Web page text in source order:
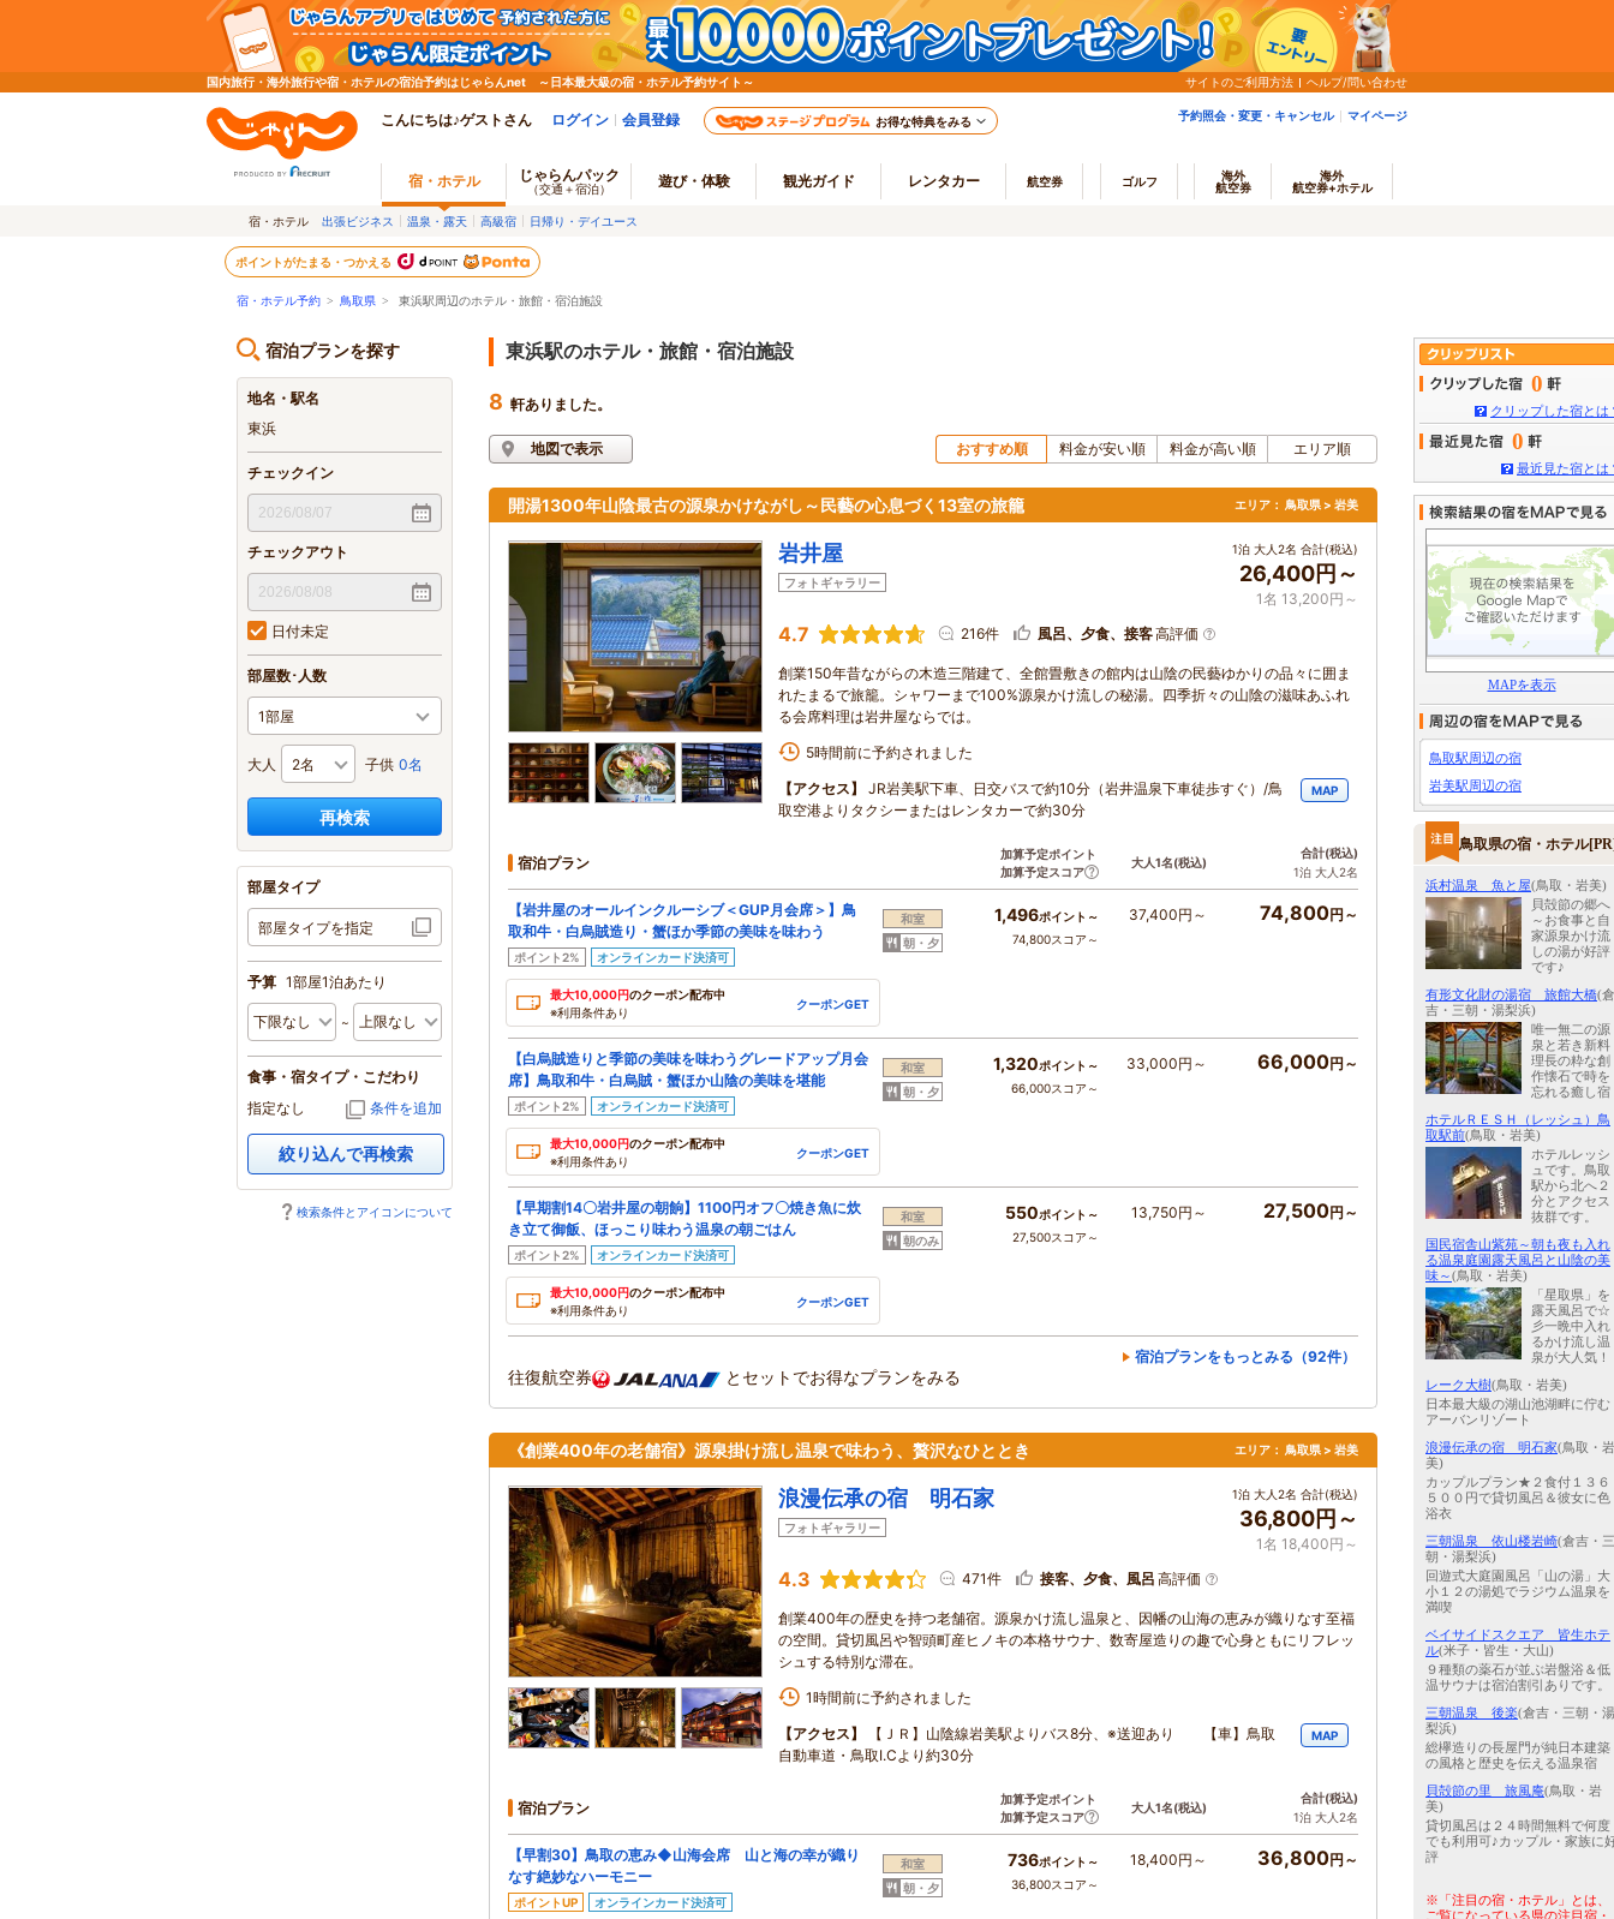
国内旅行・海外旅行や宿・ホテルの宿泊予約はじゃらんnet ～日本最大級の宿・ホテル予約サイト～ サイトのご利用方法 ヘルプ/問い合わせ
こんにちは♪ゲストさん ログイン 会員登録 お得な特典をみる 予約照会・変更・キャンセル マイページ
宿・ホテル じゃらんパック
（交通＋宿泊） 遊び・体験 観光ガイド レンタカー 航空券 ゴルフ
海外
航空券
海外
航空券+ホテル
宿・ホテル 出張ビジネス 温泉・露天 高級宿 日帰り・デイユース
ポイントがたまる・つかえる
宿・ホテル予約 > 鳥取県 > 東浜駅周辺のホテル・旅館・宿泊施設
宿泊プランを探す
地名・駅名
東浜
チェックイン
チェックアウト
日付未定
部屋数･人数
大人 子供 0名
再検索
部屋タイプ
部屋タイプを指定
予算 1部屋1泊あたり
食事・宿タイプ・こだわり
指定なし
条件を追加
絞り込んで再検索
検索条件とアイコンについて
東浜駅のホテル・旅館・宿泊施設
8 軒ありました。
地図で表示 おすすめ順 料金が安い順 料金が高い順 エリア順
開湯1300年山陰最古の源泉かけながし～民藝の心息づく13室の旅籠 エリア： 鳥取県 > 岩美
岩井屋
フォトギャラリー
1泊 大人2名 合計(税込)
26,400円～
1名 13,200円～
4.7 216件 風呂、夕食、接客高評価
創業150年昔ながらの木造三階建て、全館畳敷きの館内は山陰の民藝ゆかりの品々に囲ま
れたまるで旅籠。シャワーまで100%源泉かけ流しの秘湯。四季折々の山陰の滋味あふれ
る会席料理は岩井屋ならでは。
5時間前に予約されました
【アクセス】
JR岩美駅下車、日交バスで約10分（岩井温泉下車徒歩すぐ）/鳥
取空港よりタクシーまたはレンタカーで約30分
MAP
宿泊プラン
加算予定ポイント
加算予定スコア
大人1名(税込)
合計(税込)
1泊 大人2名
【岩井屋のオールインクルーシブ＜GUP月会席＞】鳥
取和牛・白烏賊造り・蟹ほか季節の美味を味わう
ポイント2% オンラインカード決済可
最大10,000円のクーポン配布中
※利用条件あり
クーポンGET
和室
朝・夕
1,496ポイント～
74,800スコア～
37,400円～ 74,800円～
【白烏賊造りと季節の美味を味わうグレードアップ月会
席】鳥取和牛・白烏賊・蟹ほか山陰の美味を堪能
ポイント2% オンラインカード決済可
最大10,000円のクーポン配布中
※利用条件あり
クーポンGET
和室
朝・夕
1,320ポイント～
66,000スコア～
33,000円～ 66,000円～
【早期割14〇岩井屋の朝餉】1100円オフ〇焼き魚に炊
き立て御飯、ほっこり味わう温泉の朝ごはん
ポイント2% オンラインカード決済可
最大10,000円のクーポン配布中
※利用条件あり
クーポンGET
和室
朝のみ
550ポイント～
27,500スコア～
13,750円～ 27,500円～
宿泊プランをもっとみる（92件）
往復航空券 とセットでお得なプランをみる
《創業400年の老舗宿》源泉掛け流し温泉で味わう、贅沢なひととき エリア： 鳥取県 > 岩美
浪漫伝承の宿 明石家
フォトギャラリー
1泊 大人2名 合計(税込)
36,800円～
1名 18,400円～
4.3 471件 接客、夕食、風呂 高評価
創業400年の歴史を持つ老舗宿。源泉かけ流し温泉と、因幡の山海の恵みが織りなす至福
の空間。貸切風呂や智頭町産ヒノキの本格サウナ、数寄屋造りの趣で心身ともにリフレッ
シュする特別な滞在。
1時間前に予約されました
【アクセス】
【ＪＲ】山陰線岩美駅よりバス8分、※送迎あり 【車】鳥取
自動車道・鳥取I.Cより約30分
MAP
宿泊プラン
加算予定ポイント
加算予定スコア
大人1名(税込)
合計(税込)
1泊 大人2名
【早割30】鳥取の恵み◆山海会席 山と海の幸が織り
なす絶妙なハーモニー
ポイントUP オンラインカード決済可
和室
朝・夕
736ポイント～
36,800スコア～
18,400円～ 36,800円～
0
クリップした宿とは
0
最近見た宿とは
MAPを表示
鳥取駅周辺の宿
岩美駅周辺の宿
鳥取県の宿・ホテル
浜村温泉 魚と屋(鳥取・岩美)
貝殻節の郷へ
～お食事と自
家源泉かけ流
しの湯が好評
です♪
有形文化財の湯宿 旅館大橋(倉
吉・三朝・湯梨浜)
唯一無二の源
泉と若き新料
理長の粋な創
作懐石で時を
忘れる癒し宿
ホテルＲＥＳＨ（レッシュ）鳥
取駅前(鳥取・岩美)
ホテルレッシ
ュです。鳥取
駅から北へ２
分とアクセス
抜群です。
国民宿舎山紫苑～朝も夜も入れ
る温泉庭園露天風呂と山陰の美
味～(鳥取・岩美)
「星取県」を
露天風呂で☆
彡一晩中入れ
るかけ流し温
泉が大人気！
レーク大樹(鳥取・岩美)
日本最大級の湖山池湖畔に佇む
アーバンリゾート
浪漫伝承の宿 明石家(鳥取・岩
美)
カップルプラン★２食付１３６
５００円で貸切風呂＆彼女に色
浴衣
三朝温泉 依山楼岩崎(倉吉・三
朝・湯梨浜)
回遊式大庭園風呂「山の湯」大
小１２の湯処でラジウム温泉を
満喫
ベイサイドスクエア 皆生ホテ
ル(米子・皆生・大山)
９種類の薬石が並ぶ岩盤浴＆低
温サウナは宿泊割引ありです。
三朝温泉 後楽(倉吉・三朝・湯
梨浜)
総欅造りの長屋門が純日本建築
の風格と歴史を伝える温泉宿
貝殻節の里 旅風庵(鳥取・岩
美)
貸切風呂は２４時間無料で何度
でも利用可♪カップル・家族に
評
※「注目の宿・ホテル」とは、
ご覧になっている県の注目宿・